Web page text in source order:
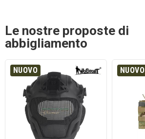
Le nostre proposte di
abbigliamento
NUOVO NUOVO